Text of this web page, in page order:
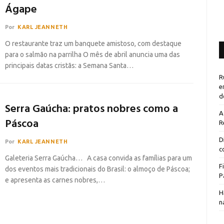
Ágape
Por KARL JEANNETH
O restaurante traz um banquete amistoso, com destaque
para o salmão na parrilha O mês de abril anuncia uma das
principais datas cristãs: a Semana Santa…
Serra Gaúcha: pratos nobres como a
Páscoa
Por KARL JEANNETH
Galeteria Serra Gaúcha… A casa convida as famílias para um
dos eventos mais tradicionais do Brasil: o almoço de Páscoa;
e apresenta as carnes nobres,…